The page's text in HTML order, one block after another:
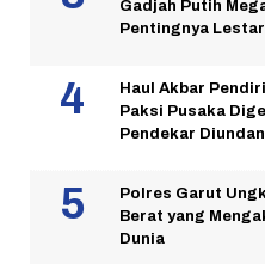
Gadjah Putih
Pentingnya
Haul Akbar
Paksi Pusaka
Pendekar
Polres Garut
Berat yang
Dunia